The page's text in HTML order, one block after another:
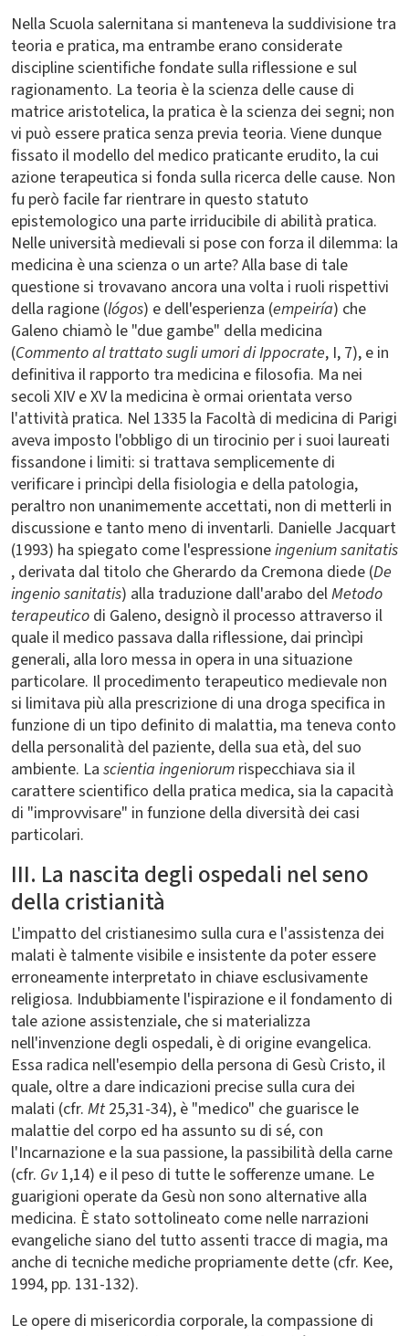
Nella Scuola salernitana si manteneva la suddivisione tra
teoria e pratica, ma entrambe erano considerate
discipline scientifiche fondate sulla riflessione e sul
ragionamento. La teoria è la scienza delle cause di
matrice aristotelica, la pratica è la scienza dei segni; non
vi può essere pratica senza previa teoria. Viene dunque
fissato il modello del medico praticante erudito, la cui
azione terapeutica si fonda sulla ricerca delle cause. Non
fu però facile far rientrare in questo statuto
epistemologico una parte irriducibile di abilità pratica.
Nelle università medievali si pose con forza il dilemma: la
medicina è una scienza o un arte? Alla base di tale
questione si trovavano ancora una volta i ruoli rispettivi
della ragione (lógos) e dell'esperienza (empeiría) che
Galeno chiamò le "due gambe" della medicina
(Commento al trattato sugli umori di Ippocrate, I, 7), e in
definitiva il rapporto tra medicina e filosofia. Ma nei
secoli XIV e XV la medicina è ormai orientata verso
l'attività pratica. Nel 1335 la Facoltà di medicina di Parigi
aveva imposto l'obbligo di un tirocinio per i suoi laureati
fissandone i limiti: si trattava semplicemente di
verificare i princìpi della fisiologia e della patologia,
peraltro non unanimemente accettati, non di metterli in
discussione e tanto meno di inventarli. Danielle Jacquart
(1993) ha spiegato come l'espressioneingenium sanitatis
, derivata dal titolo che Gherardo da Cremona diede (De
ingenio sanitatis) alla traduzione dall'arabo delMetodo
terapeutico di Galeno, designò il processo attraverso il
quale il medico passava dalla riflessione, dai princìpi
generali, alla loro messa in opera in una situazione
particolare. Il procedimento terapeutico medievale non
si limitava più alla prescrizione di una droga specifica in
funzione di un tipo definito di malattia, ma teneva conto
della personalità del paziente, della sua età, del suo
ambiente. La scientia ingeniorum rispecchiava sia il
carattere scientifico della pratica medica, sia la capacità
di "improvvisare" in funzione della diversità dei casi
particolari.
III. La nascita degli ospedali nel seno
della cristianità
L'impatto del cristianesimo sulla cura e l'assistenza dei
malati è talmente visibile e insistente da poter essere
erroneamente interpretato in chiave esclusivamente
religiosa. Indubbiamente l'ispirazione e il fondamento di
tale azione assistenziale, che si materializza
nell'invenzione degli ospedali, è di origine evangelica.
Essa radica nell'esempio della persona di Gesù Cristo, il
quale, oltre a dare indicazioni precise sulla cura dei
malati (cfr. Mt 25,31-34), è "medico" che guarisce le
malattie del corpo ed ha assunto su di sé, con
l'Incarnazione e la sua passione, la passibilità della carne
(cfr. Gv1,14) e il peso di tutte le sofferenze umane. Le
guarigioni operate da Gesù non sono alternative alla
medicina. È stato sottolineato come nelle narrazioni
evangeliche siano del tutto assenti tracce di magia, ma
anche di tecniche mediche propriamente dette (cfr. Kee,
1994, pp. 131-132).
Le opere di misericordia corporale, la compassione di